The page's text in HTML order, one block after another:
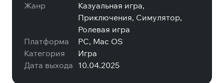
Жанр
Казуальная игра,
Приключения, Симулятор,
Ролевая игра
Платформа
PC, Mac OS
Категория
Игра
Дата выхода 10.04.2025